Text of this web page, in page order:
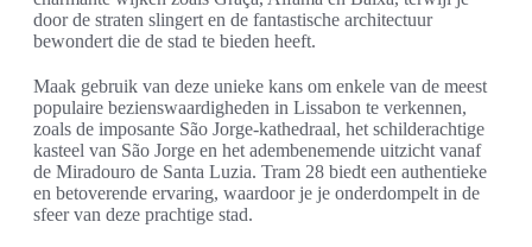
door de straten slingert en de fantastische architectuur
bewondert die de stad te bieden heeft.
Maak gebruik van deze unieke kans om enkele van de meest
populaire bezienswaardigheden in Lissabon te verkennen,
zoals de imposante São Jorge-kathedraal, het schilderachtige
kasteel van São Jorge en het adembenemende uitzicht vanaf
de Miradouro de Santa Luzia. Tram 28 biedt een authentieke
en betoverende ervaring, waardoor je je onderdompelt in de
sfeer van deze prachtige stad.